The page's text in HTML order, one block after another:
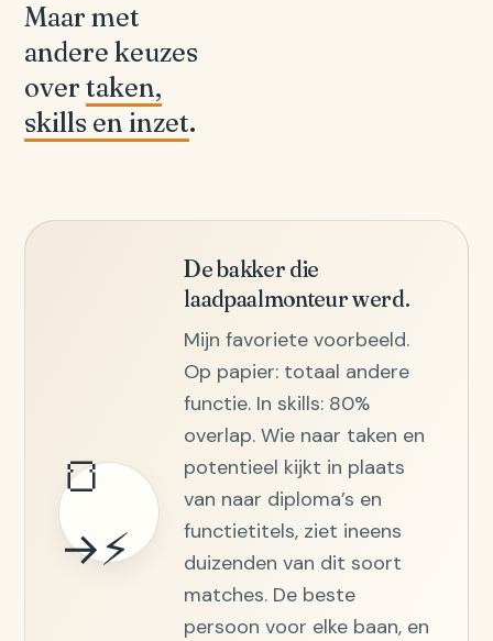
Maar met
andere keuzes
overtaken,
skills en inzet.
🍞
→⚡
De bakker die
laadpaalmonteur werd.
Mijn favoriete voorbeeld.
Op papier: totaal andere
functie. In skills: 80%
overlap. Wie naar taken en
potentieel kijkt in plaats
van naar diploma’s en
functietitels, ziet ineens
duizenden van dit soort
matches. De beste
persoon voor elke baan, en